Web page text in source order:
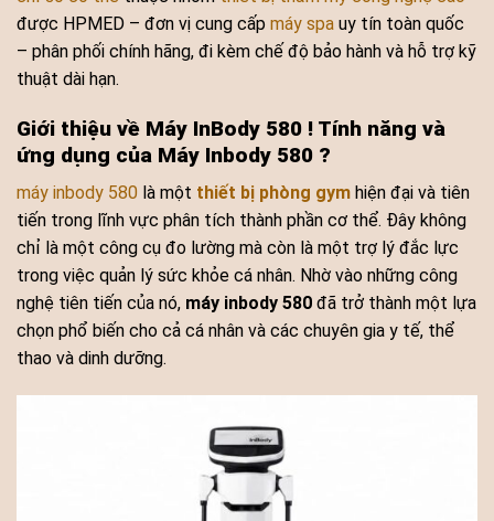
được HPMED – đơn vị cung cấp máy spa uy tín toàn quốc
– phân phối chính hãng, đi kèm chế độ bảo hành và hỗ trợ kỹ
thuật dài hạn.
Giới thiệu về Máy InBody 580 ! Tính năng và
ứng dụng của Máy Inbody 580 ?
máy inbody 580 là một thiết bị phòng gym hiện đại và tiên
tiến trong lĩnh vực phân tích thành phần cơ thể. Đây không
chỉ là một công cụ đo lường mà còn là một trợ lý đắc lực
trong việc quản lý sức khỏe cá nhân. Nhờ vào những công
nghệ tiên tiến của nó, máy inbody 580 đã trở thành một lựa
chọn phổ biến cho cả cá nhân và các chuyên gia y tế, thể
thao và dinh dưỡng.